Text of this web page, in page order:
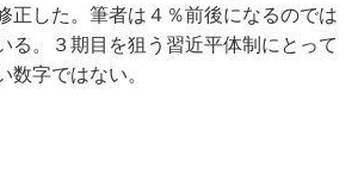
正した。筆者は４％前後になるのでは
る。３期目を狙う習近平体制にとって
数字ではない。